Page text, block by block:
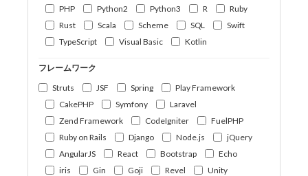
PHP
Python2 Python3 R
Ruby
Rust
Scala Scheme SQL
Swift
TypeScript
Visual Basic Kotlin
フレームワーク
Struts
JSF Spring
Play Framework
CakePHP
Symfony
Laravel
Zend Framework
CodeIgniter
FuelPHP
Ruby on Rails
Django Node.js
jQuery
AngularJS
React Bootstrap
Echo
iris
Gin Goji Revel
Unity